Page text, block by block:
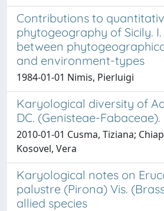
Contributions to
phytogeography of Sicily.
between
and environment-types
1984-01-01 Nimis, Pierluigi
Karyological diversity of
DC. (Genisteae-Fabaceae).
2010-01-01 Cusma, Tiziana;
Kosovel, Vera
Karyological notes on
palustre (Pirona) Vis.
allied species